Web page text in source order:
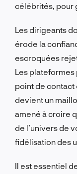
célébrités, pour
Les dirigeants
érode la
escroquées
Les
point de
devient un
amené à croire
de l’univers de
fidélisation des
Il est essentiel